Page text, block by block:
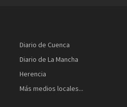
Diario de Cuenca
Diario de La Mancha
Herencia
Más medios locales...